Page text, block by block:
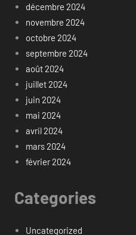
décembre 2024
novembre 2024
octobre 2024
septembre 2024
août 2024
juillet 2024
juin 2024
mai 2024
avril 2024
mars 2024
février 2024
Categories
Uncategorized